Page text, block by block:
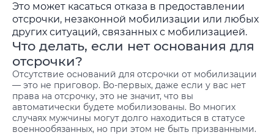
Это может касаться отказа в предоставлении
отсрочки, незаконной мобилизации или любых
других ситуаций, связанных с мобилизацией.
Что делать, если нет основания для
отсрочки?
Отсутствие оснований для отсрочки от мобилизации
— это не приговор. Во-первых, даже если у вас нет
права на отсрочку, это не значит, что вы
автоматически будете мобилизованы. Во многих
случаях мужчины могут долго находиться в статусе
военнообязанных, но при этом не быть призванными.